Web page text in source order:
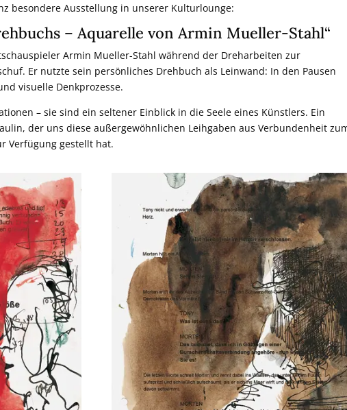
besondere Ausstellung in unserer Kulturlounge:
– Aquarelle von Armin Mueller-Stahl“
Armin Mueller-Stahl während der Dreharbeiten zur
Er nutzte sein persönliches Drehbuch als Leinwand: In den Pausen
visuelle Denkprozesse.
– sie sind ein seltener Einblick in die Seele eines Künstlers. Ein
der uns diese außergewöhnlichen Leihgaben aus Verbundenheit
Verfügung gestellt hat.